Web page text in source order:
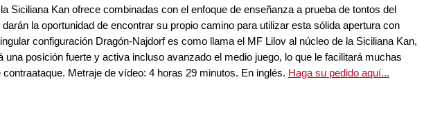
Siciliana Kan ofrece combinadas con el enfoque de enseñanza a prueba de tontos del
la oportunidad de encontrar su propio camino para utilizar esta sólida apertura con
configuración Dragón-Najdorf es como llama el MF Lilov al núcleo de la Siciliana Kan,
una posición fuerte y activa incluso avanzado el medio juego, lo que le facilitará muchas
contraataque. Metraje de vídeo: 4 horas 29 minutos. En inglés. Haga su pedido aquí...